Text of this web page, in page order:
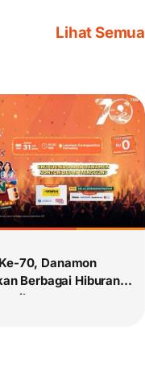
Lihat Semua
70, Danamon
Berbagai Hiburan